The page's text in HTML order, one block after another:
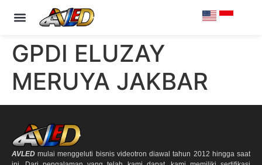
GPDI ELUZAY
MERUYA JAKBAR
AVLED mulai menggeluti bisnis videotron diawal tahun 2012 hingga saat